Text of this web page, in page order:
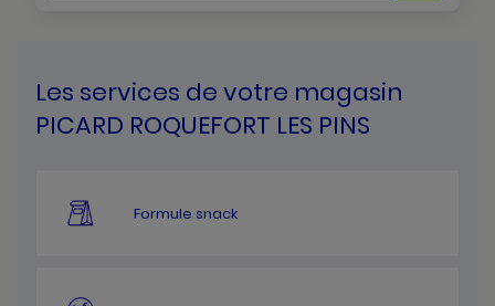
Les services de votre magasin
PICARD ROQUEFORT LES PINS
Formule snack